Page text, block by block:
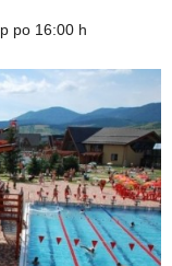
po 16:00 h